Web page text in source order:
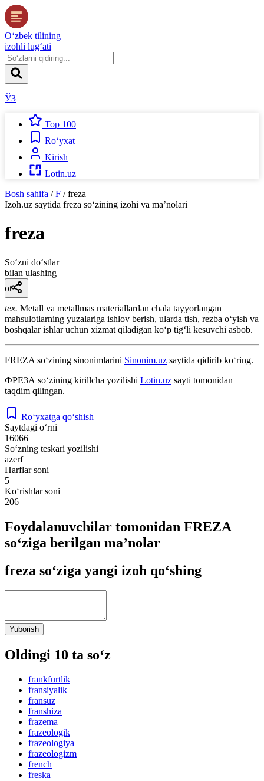
O‘zbek tilining
izohli lug‘ati
ЎЗ
Top 100
Ro‘yxat
Kirish
Lotin.uz
Bosh sahifa / F / freza
Izoh.uz saytida freza so‘zining izohi va ma’nolari
freza
So‘zni do‘stlar
bilan ulashing
ot
tex. Metall va metallmas materiallardan chala tayyorlangan
mahsulotlarning yuzalariga ishlov berish, ularda tish, rezba oʻyish va
boshqalar ishlar uchun xizmat qiladigan koʻp tigʻli kesuvchi asbob.
FREZA so‘zining sinonimlarini Sinonim.uz saytida qidirib ko‘ring.
ФРЕЗА so‘zining kirillcha yozilishi Lotin.uz sayti tomonidan
taqdim qilingan.
Ro‘yxatga qo‘shish
Saytdagi o‘rni
16066
So‘zning teskari yozilishi
azerf
Harflar soni
5
Ko‘rishlar soni
206
Foydalanuvchilar tomonidan FREZA
so‘ziga berilgan ma’nolar
freza so‘ziga yangi izoh qo‘shing
Yuborish
Oldingi 10 ta so‘z
frankfurtlik
fransiyalik
fransuz
franshiza
frazema
frazeologik
frazeologiya
frazeologizm
french
freska